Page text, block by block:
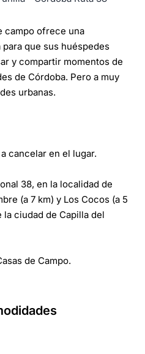
campo ofrece una
que sus huéspedes
y compartir momentos de
de Córdoba. Pero a muy
urbanas.
cancelar en el lugar.
38, en la localidad de
(a 7 km) y Los Cocos (a 5
la ciudad de Capilla del
de Campo.